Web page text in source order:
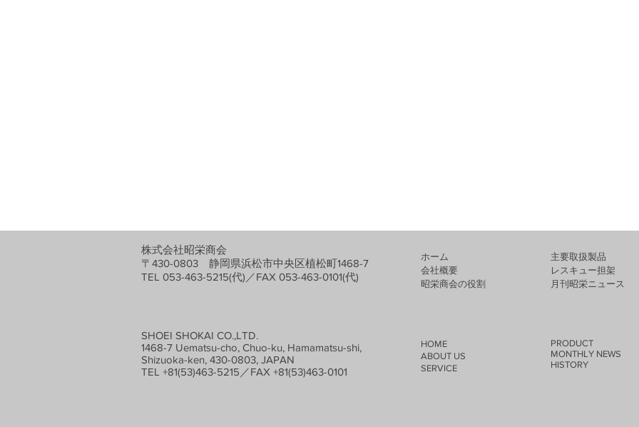
株式会社昭栄商会
〒430-0803 静岡県浜松市中央区植松町1468-7
TEL 053-463-5215(代)／FAX 053-463-0101(代)
ホーム
会社概要
​昭栄商会の役割
​主要取扱製品
レスキュー担架
​月刊昭栄ニュース
SHOEI SHOKAI CO.,LTD.
1468-7 Uematsu-cho, Chuo-ku, Hamamatsu-shi,
Shizuoka-ken, 430-0803, JAPAN
TEL +81(53)463-5215／FAX +81(53)463-0101
HOME
ABOUT US
SERVICE​
PRODUCT
MONTHLY NEWS
HISTORY